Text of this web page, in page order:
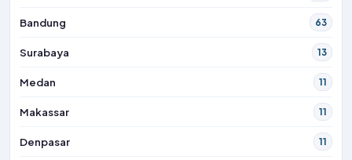
Bandung 63
Surabaya 13
Medan 11
Makassar 11
Denpasar 11